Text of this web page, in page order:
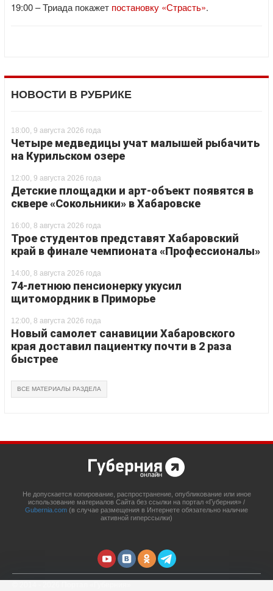
19:00 – Триада покажет постановку «Страсть».
НОВОСТИ В РУБРИКЕ
18:00, 9 августа 2026 года
Четыре медведицы учат малышей рыбачить
на Курильском озере
12:00, 9 августа 2026 года
Детские площадки и арт-объект появятся в
сквере «Сокольники» в Хабаровске
16:00, 8 августа 2026 года
Трое студентов представят Хабаровский
край в финале чемпионата «Профессионалы»
14:00, 8 августа 2026 года
74-летнюю пенсионерку укусил
щитомордник в Приморье
12:00, 8 августа 2026 года
Новый самолет санавиции Хабаровского
края доставил пациентку почти в 2 раза
быстрее
ВСЕ МАТЕРИАЛЫ РАЗДЕЛА
Не допускается копирование, распространение, опубликование или иное
использование материалов Сайта без ссылки на портал «Губерния» /
Gubernia.com (в случае размещения в Интернете обязательно наличие
активной гиперссылки)